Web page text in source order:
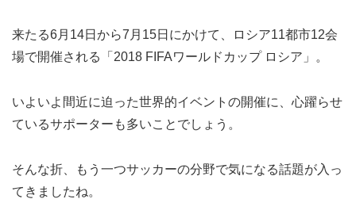
来たる6月14日から7月15日にかけて、ロシア11都市12会
場で開催される「2018 FIFAワールドカップ ロシア」。
いよいよ間近に迫った世界的イベントの開催に、心躍らせ
ているサポーターも多いことでしょう。
そんな折、もう一つサッカーの分野で気になる話題が入っ
てきましたね。